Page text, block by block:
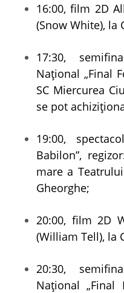
16:00, film 2D
(Snow White), la
17:30,
Național „Final
SC Miercurea
se pot
19:00,
Babilon”,
mare a
Gheorghe;
20:00, film 2D
(William Tell), la
20:30,
Național „Final